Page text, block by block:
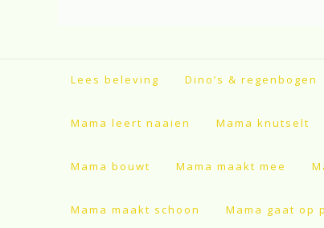
Lees beleving Dino’s & regenbogen
Mama leert naaien Mama knutselt
Mama bouwt Mama maakt mee
Mama maakt schoon Mama gaat op